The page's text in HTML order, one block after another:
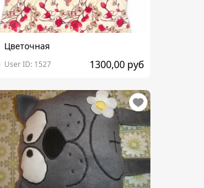
Цветочная
User ID: 1527 1300,00 руб